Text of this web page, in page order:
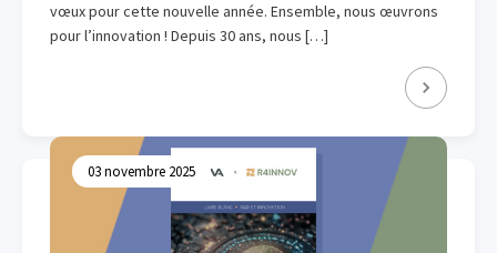
vœux pour cette nouvelle année. Ensemble, nous œuvrons
pour l’innovation ! Depuis 30 ans, nous […]
03 novembre 2025